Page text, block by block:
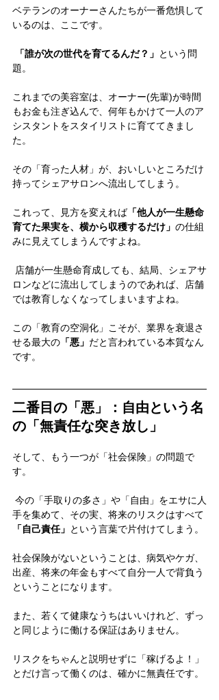
ベテランのオーナーさんたちが一番危惧して
いるのは、ここです。
「誰が次の世代を育てるんだ？」 という問
題。
これまでの美容室は、オーナー(先輩)が時間
もお金も注ぎ込んで、何年もかけて一人のア
シスタントをスタイリストに育ててきまし
た。
その「育った人材」が、おいしいところだけ
持ってシェアサロンへ流出してしまう。
これって、見方を変えれば「他人が一生懸命
育てた果実を、横から収穫するだけ」 の仕組
みに見えてしまうんですよね。
店舗が一生懸命育成しても、結局、シェアサ
ロンなどに流出してしまうのであれば、店舗
では教育しなくなってしまいますよね。
この「教育の空洞化」こそが、業界を衰退さ
せる最大の 「悪」 だと言われている本質なん
です。
二番目の「悪」：自由という名
の「無責任な突き放し」
そして、もう一つが「社会保険」の問題で
す。
手を集めて、その実、将来のリスクはすべて
「自己責任」 という言葉で片付けてしまう。
社会保険がないということは、病気やケガ、
出産、将来の年金もすべて自分一人で背負う
ということになります。
また、若くて健康なうちはいいけれど、ずっ
と同じように働ける保証はありません。
リスクをちゃんと説明せずに「稼げるよ！」
とだけ言って働くのは、確かに無責任です。